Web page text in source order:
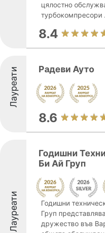
цялостно
турбокомпресори
8.4
Лауреати Радеви Ауто
8.6
Лауреати
Годишни
Би Ай Груп
Годишни
Груп
дружество във